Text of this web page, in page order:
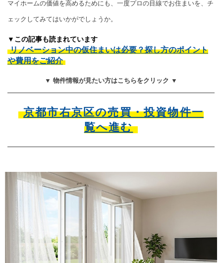
マイホームの価値を高めるためにも、一度プロの目線でお住まいを、チ
ェックしてみてはいかがでしょうか。
▼この記事も読まれています
リノベーション中の仮住まいは必要？探し方のポイント
や費用をご紹介
▼ 物件情報が見たい方はこちらをクリック ▼
京都市右京区の売買・投資物件一
覧へ進む